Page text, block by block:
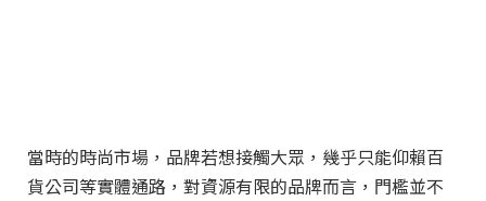
當時的時尚市場，品牌若想接觸大眾，幾乎只能仰賴百
貨公司等實體通路，對資源有限的品牌而言，門檻並不